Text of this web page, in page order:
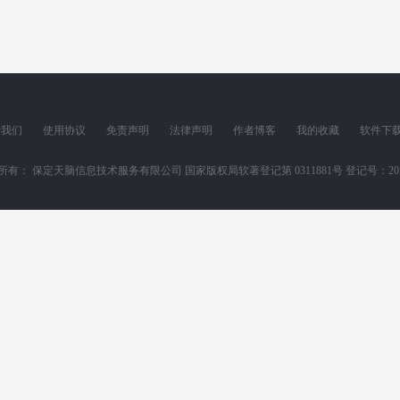
们 使用协议 免责声明 法律声明 作者博客 我的收藏 软件下
有： 保定天脑信息技术服务有限公司 国家版权局软著登记第 0311881号 登记号：